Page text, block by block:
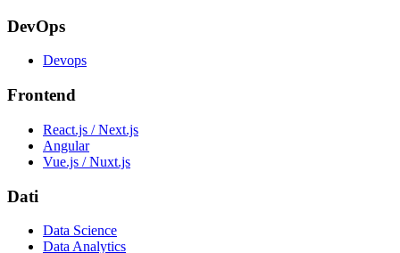
DevOps
Devops
Frontend
React.js / Next.js
Angular
Vue.js / Nuxt.js
Dati
Data Science
Data Analytics